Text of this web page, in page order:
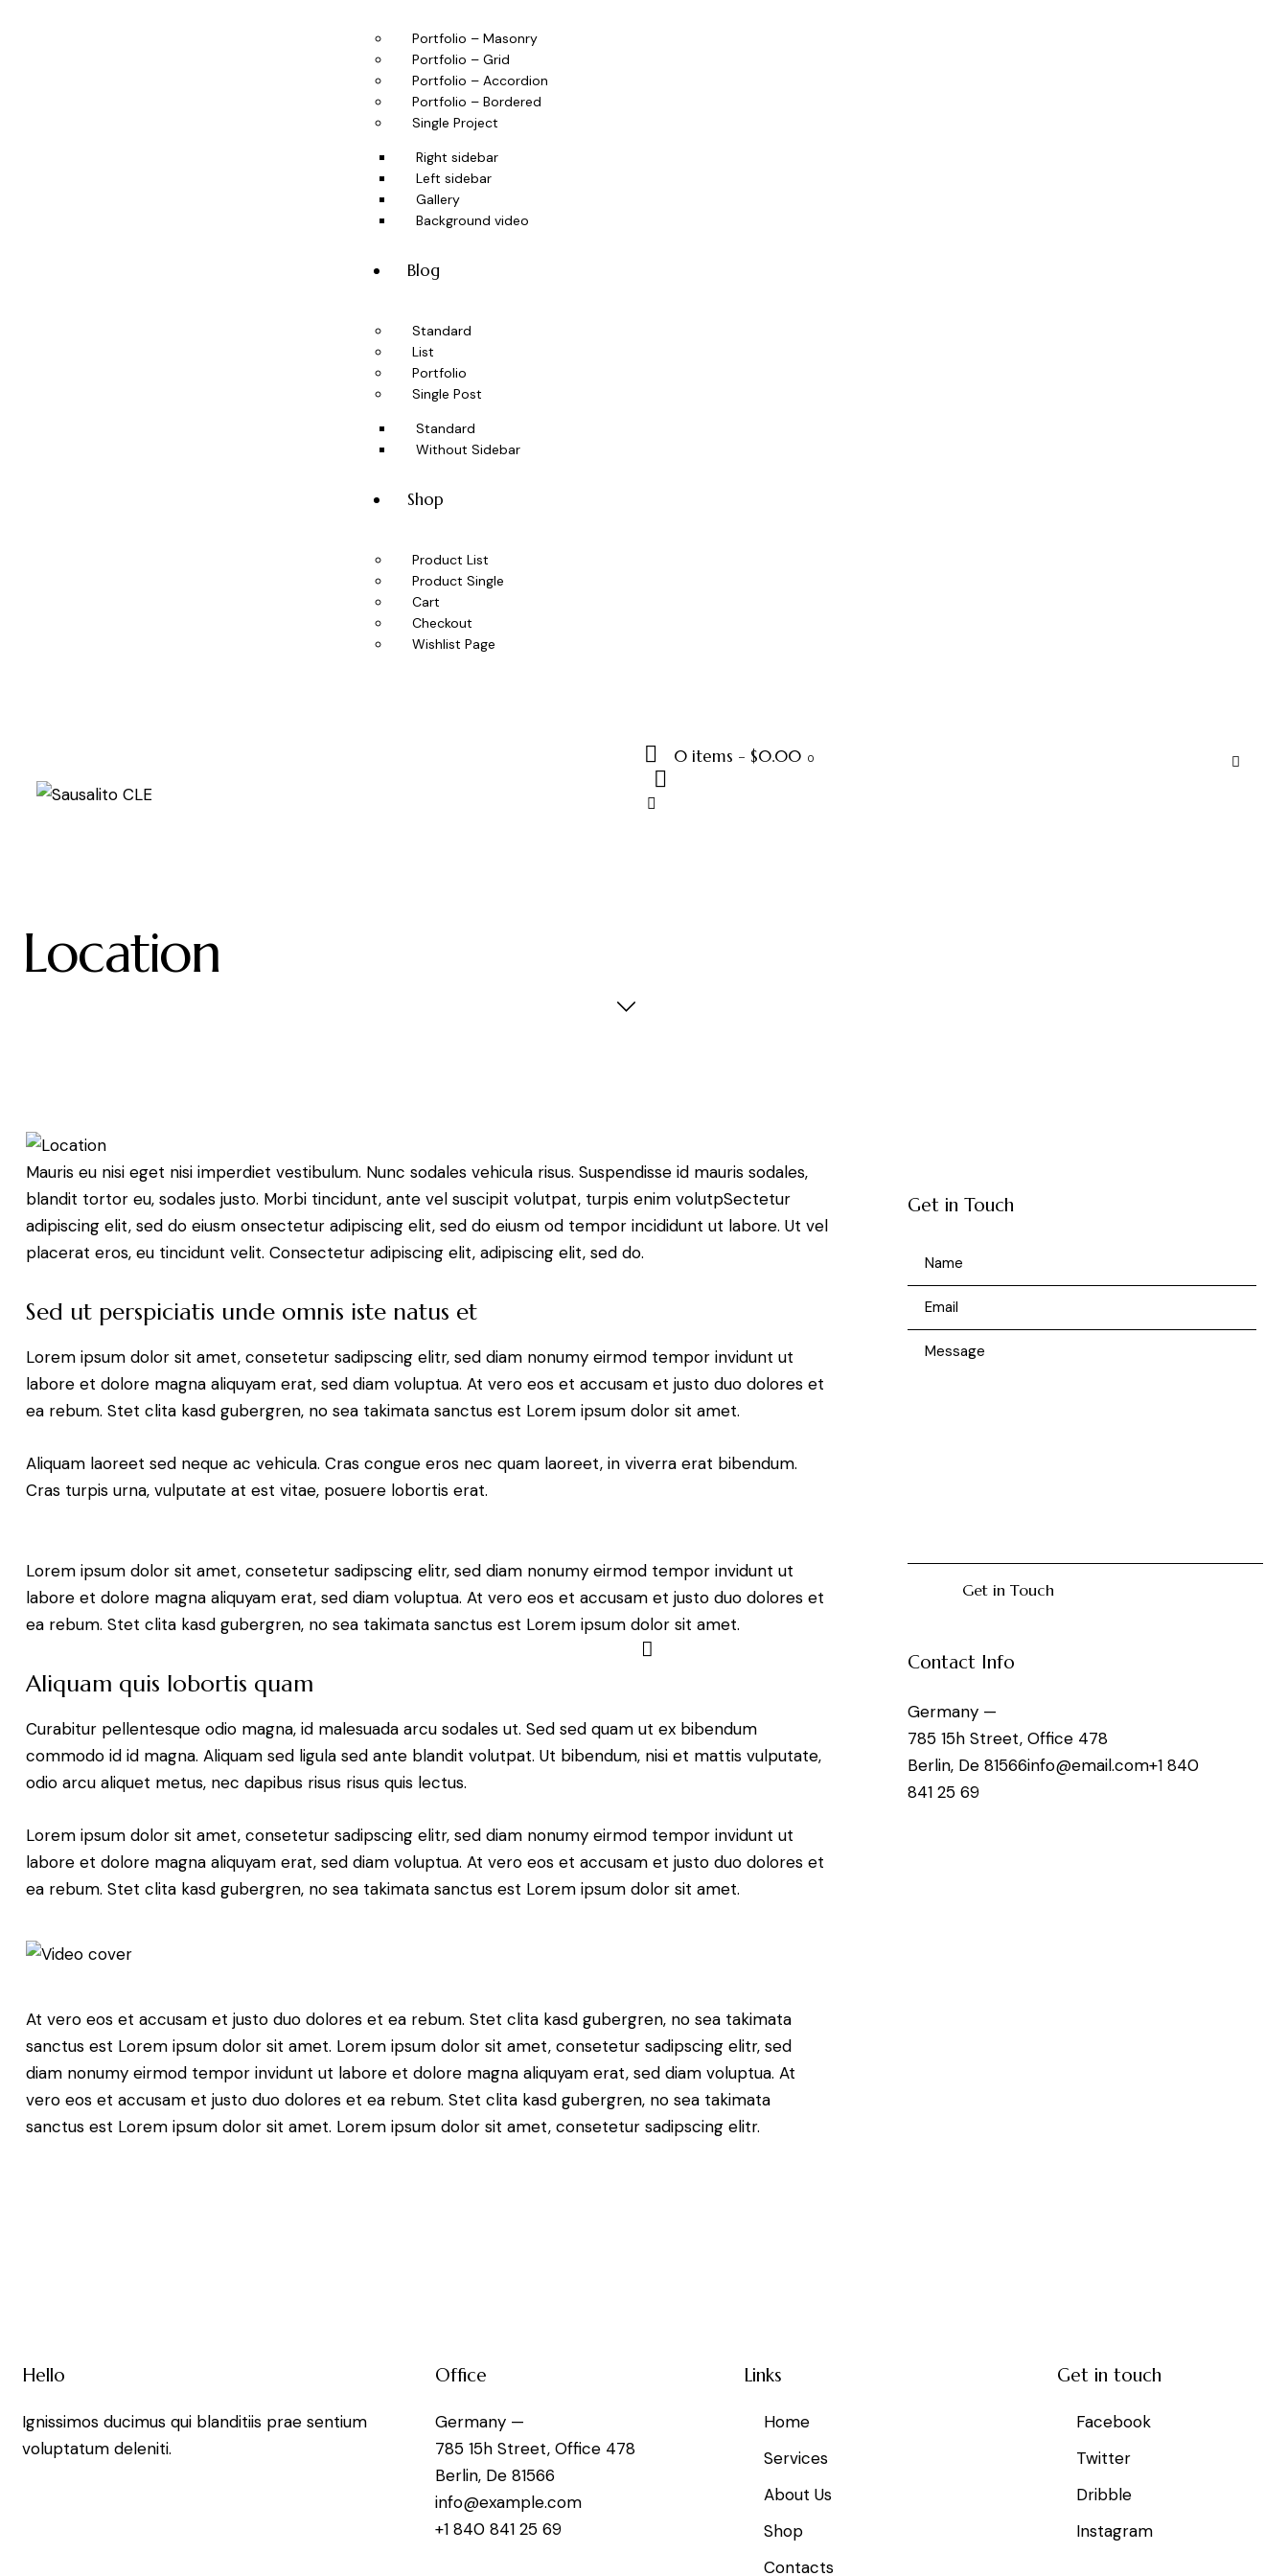
Portfolio – Masonry
Portfolio – Grid
Portfolio – Accordion
Portfolio – Bordered
Single Project
Right sidebar
Left sidebar
Gallery
Background video
Blog
Standard
List
Portfolio
Single Post
Standard
Without Sidebar
Shop
Product List
Product Single
Cart
Checkout
Wishlist Page
0 items - $0.00 0
Location
Mauris eu nisi eget nisi imperdiet vestibulum. Nunc sodales vehicula risus. Suspendisse id mauris sodales,
blandit tortor eu, sodales justo. Morbi tincidunt, ante vel suscipit volutpat, turpis enim volutpSectetur
adipiscing elit, sed do eiusm onsectetur adipiscing elit, sed do eiusm od tempor incididunt ut labore. Ut vel
placerat eros, eu tincidunt velit. Consectetur adipiscing elit, adipiscing elit, sed do.
Sed ut perspiciatis unde omnis iste natus et
Lorem ipsum dolor sit amet, consetetur sadipscing elitr, sed diam nonumy eirmod tempor invidunt ut
labore et dolore magna aliquyam erat, sed diam voluptua. At vero eos et accusam et justo duo dolores et
ea rebum. Stet clita kasd gubergren, no sea takimata sanctus est Lorem ipsum dolor sit amet.
Aliquam laoreet sed neque ac vehicula. Cras congue eros nec quam laoreet, in viverra erat bibendum.
Cras turpis urna, vulputate at est vitae, posuere lobortis erat.
Lorem ipsum dolor sit amet, consetetur sadipscing elitr, sed diam nonumy eirmod tempor invidunt ut
labore et dolore magna aliquyam erat, sed diam voluptua. At vero eos et accusam et justo duo dolores et
ea rebum. Stet clita kasd gubergren, no sea takimata sanctus est Lorem ipsum dolor sit amet.
Aliquam quis lobortis quam
Curabitur pellentesque odio magna, id malesuada arcu sodales ut. Sed sed quam ut ex bibendum
commodo id id magna. Aliquam sed ligula sed ante blandit volutpat. Ut bibendum, nisi et mattis vulputate,
odio arcu aliquet metus, nec dapibus risus risus quis lectus.
Lorem ipsum dolor sit amet, consetetur sadipscing elitr, sed diam nonumy eirmod tempor invidunt ut
labore et dolore magna aliquyam erat, sed diam voluptua. At vero eos et accusam et justo duo dolores et
ea rebum. Stet clita kasd gubergren, no sea takimata sanctus est Lorem ipsum dolor sit amet.
At vero eos et accusam et justo duo dolores et ea rebum. Stet clita kasd gubergren, no sea takimata
sanctus est Lorem ipsum dolor sit amet. Lorem ipsum dolor sit amet, consetetur sadipscing elitr, sed
diam nonumy eirmod tempor invidunt ut labore et dolore magna aliquyam erat, sed diam voluptua. At
vero eos et accusam et justo duo dolores et ea rebum. Stet clita kasd gubergren, no sea takimata
sanctus est Lorem ipsum dolor sit amet. Lorem ipsum dolor sit amet, consetetur sadipscing elitr.
Get in Touch
Contact Info
Germany —
785 15h Street, Office 478
Berlin, De 81566info@email.com+1 840
841 25 69
Hello
Ignissimos ducimus qui blanditiis prae sentium
voluptatum deleniti.
Office
Germany —
785 15h Street, Office 478
Berlin, De 81566
info@example.com
+1 840 841 25 69
Links
Home
Services
About Us
Shop
Contacts
Get in touch
Facebook
Twitter
Dribble
Instagram